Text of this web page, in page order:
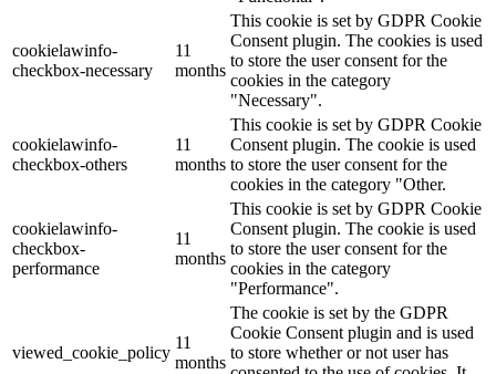
cookielawinfo-
checkbox-necessary
11
months
This cookie is set by GDPR Cookie
Consent plugin. The cookies is used
to store the user consent for the
cookies in the category
"Necessary".
cookielawinfo-
checkbox-others
11
months
This cookie is set by GDPR Cookie
Consent plugin. The cookie is used
to store the user consent for the
cookies in the category "Other.
cookielawinfo-
checkbox-
performance
11
months
This cookie is set by GDPR Cookie
Consent plugin. The cookie is used
to store the user consent for the
cookies in the category
"Performance".
viewed_cookie_policy
11
months
The cookie is set by the GDPR
Cookie Consent plugin and is used
to store whether or not user has